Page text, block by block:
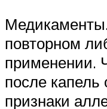
повторном
применении.
после капель
признаки